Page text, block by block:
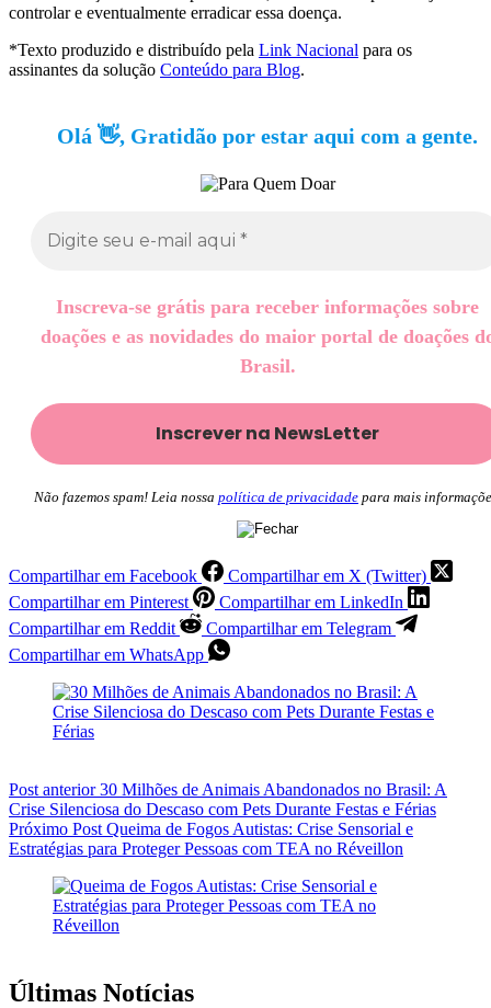
controlar e eventualmente erradicar essa doença.
*Texto produzido e distribuído pela Link Nacional para os
assinantes da solução Conteúdo para Blog.
Olá 👋, Gratidão por estar aqui com a gente.
Inscreva-se grátis para receber informações sobre
doações e as novidades do maior portal de doações
Brasil.
Não fazemos spam! Leia nossa política de privacidade para mais
Compartilhar em Facebook
Compartilhar em X (Twitter)
Compartilhar em Pinterest
Compartilhar em LinkedIn
Compartilhar em Reddit
Compartilhar em Telegram
Compartilhar em WhatsApp
Post anterior30 Milhões de Animais Abandonados no Brasil: A
Crise Silenciosa do Descaso com Pets Durante Festas e Férias
Próximo Post Queima de Fogos Autistas: Crise Sensorial e
Estratégias para Proteger Pessoas com TEA no Réveillon
Últimas Notícias